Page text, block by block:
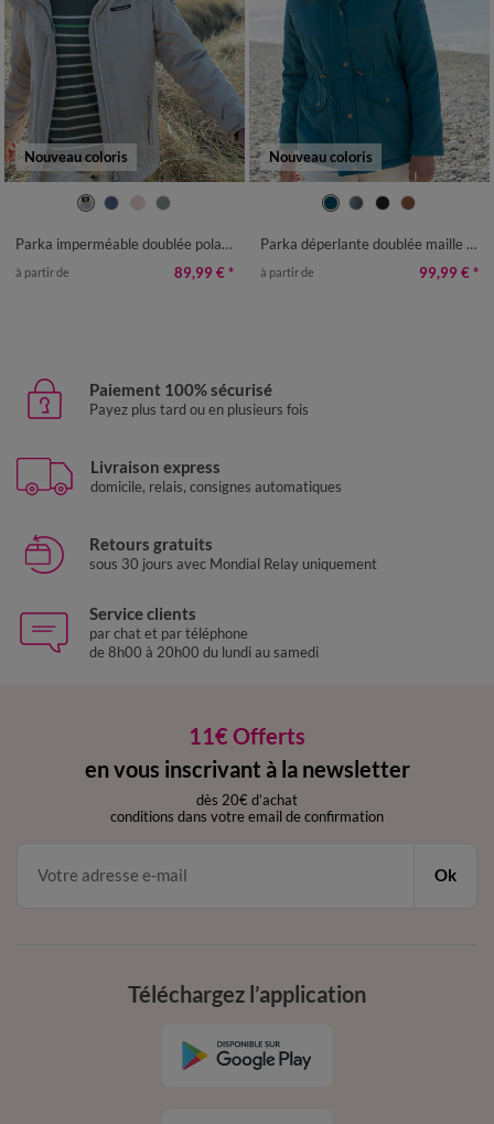
Nouveau coloris
40 42 44 46
Parka imperméable doublée polaire unie
à partir de 89,99 € *
Nouveau coloris
38 40 42 44
Parka déperlante doublée maille polaire
à partir de 99,99 € *
Paiement 100% sécurisé
Payez plus tard ou en plusieurs fois
Livraison express
domicile, relais, consignes automatiques
Retours gratuits
sous 30 jours avec Mondial Relay uniquement
Service clients
par chat et par téléphone
de 8h00 à 20h00 du lundi au samedi
11€ Offerts
en vous inscrivant à la newsletter
dès 20€ d’achat
conditions dans votre email de confirmation
Ok
Téléchargez l’application